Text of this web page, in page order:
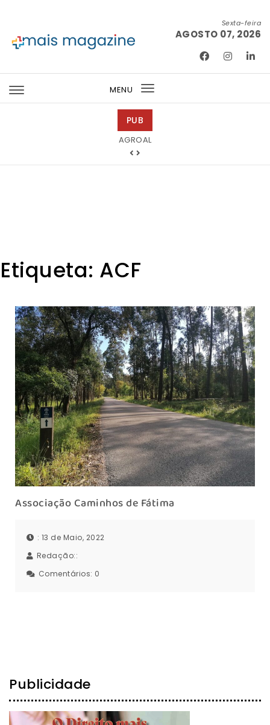
Sexta-feira
AGOSTO 07, 2026
MENU
Toggle
PUB
AGROAL
Tintas 2000
Etiqueta: ACF
Associação Caminhos de Fátima
: 13 de Maio, 2022
Redação::
Comentários: 0
Publicidade